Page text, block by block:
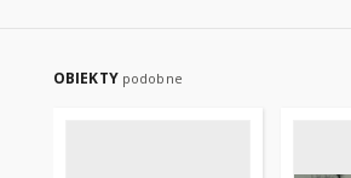
OBIEKTY podobne